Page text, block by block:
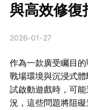
與高效修復
2026-01-27
作為一款廣受矚目
戰場環境與沉浸式
試啟動遊戲時，可
況，這些問題將阻